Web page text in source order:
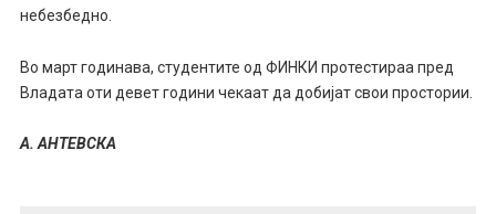
небезбедно.
Во март годинава, студентите од ФИНКИ протестираа пред
Владата оти девет години чекаат да добијат свои простории.
А. АНТЕВСКА